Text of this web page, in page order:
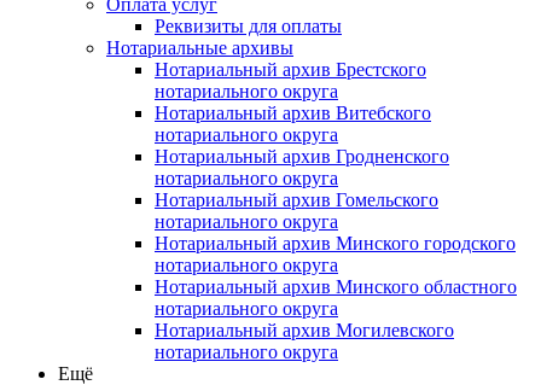
Реквизиты для оплаты
Нотариальные архивы
Нотариальный архив Брестского
нотариального округа
Нотариальный архив Витебского
нотариального округа
Нотариальный архив Гродненского
нотариального округа
Нотариальный архив Гомельского
нотариального округа
Нотариальный архив Минского городского
нотариального округа
Нотариальный архив Минского областного
нотариального округа
Нотариальный архив Могилевского
нотариального округа
Ещё